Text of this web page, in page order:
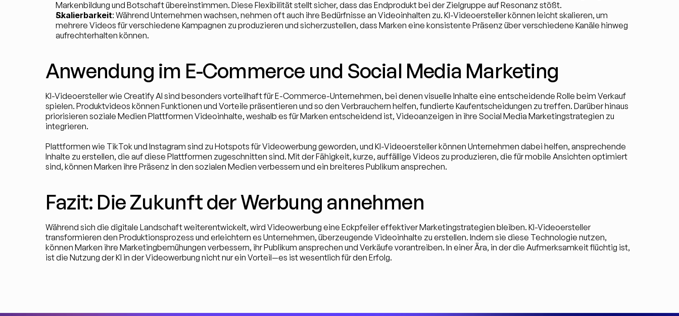
Markenbildung und Botschaft übereinstimmen. Diese Flexibilität stellt sicher, dass das Endprodukt bei der Zielgruppe auf Resonanz stößt.
Skalierbarkeit: Während Unternehmen wachsen, nehmen oft auch ihre Bedürfnisse an Videoinhalten zu. KI-Videoersteller können leicht skalieren, um
mehrere Videos für verschiedene Kampagnen zu produzieren und sicherzustellen, dass Marken eine konsistente Präsenz über verschiedene Kanäle hinweg
aufrechterhalten können.
Anwendung im E-Commerce und Social Media Marketing
KI-Videoersteller wie Creatify AI sind besonders vorteilhaft für E-Commerce-Unternehmen, bei denen visuelle Inhalte eine entscheidende Rolle beim Verkauf
spielen. Produktvideos können Funktionen und Vorteile präsentieren und so den Verbrauchern helfen, fundierte Kaufentscheidungen zu treffen. Darüber hinaus
priorisieren soziale Medien Plattformen Videoinhalte, weshalb es für Marken entscheidend ist, Videoanzeigen in ihre Social Media Marketingstrategien zu
integrieren.
Plattformen wie TikTok und Instagram sind zu Hotspots für Videowerbung geworden, und KI-Videoersteller können Unternehmen dabei helfen, ansprechende
Inhalte zu erstellen, die auf diese Plattformen zugeschnitten sind. Mit der Fähigkeit, kurze, auffällige Videos zu produzieren, die für mobile Ansichten optimiert
sind, können Marken ihre Präsenz in den sozialen Medien verbessern und ein breiteres Publikum ansprechen.
Fazit: Die Zukunft der Werbung annehmen
Während sich die digitale Landschaft weiterentwickelt, wird Videowerbung eine Eckpfeiler effektiver Marketingstrategien bleiben. KI-Videoersteller
transformieren den Produktionsprozess und erleichtern es Unternehmen, überzeugende Videoinhalte zu erstellen. Indem sie diese Technologie nutzen,
können Marken ihre Marketingbemühungen verbessern, ihr Publikum ansprechen und Verkäufe vorantreiben. In einer Ära, in der die Aufmerksamkeit flüchtig ist,
ist die Nutzung der KI in der Videowerbung nicht nur ein Vorteil—es ist wesentlich für den Erfolg.